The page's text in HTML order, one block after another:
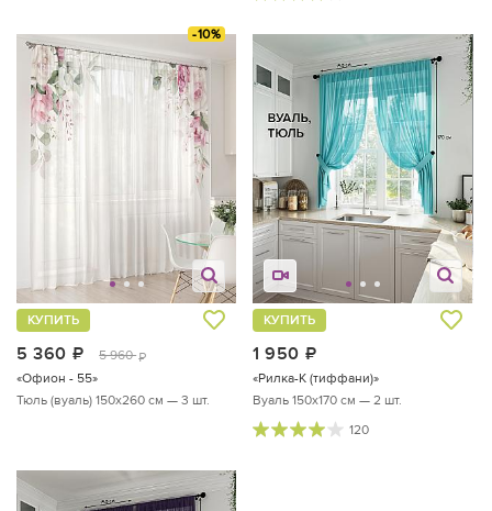
-10%
5 360 руб.
5 960 руб.
КУПИТЬ
«Офион - 55»
Тюль (вуаль) 150х260 см — 3 шт.
1 950
КУПИТЬ
«Рилка-К (тиффани)»
Вуаль 150х170 см — 2 шт.
120